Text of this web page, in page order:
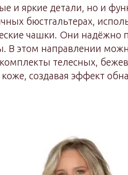
и яркие детали, но и
бюстгальтерах,
чашки. Они надёжно
В этом направлении
телесных,
создавая эффект